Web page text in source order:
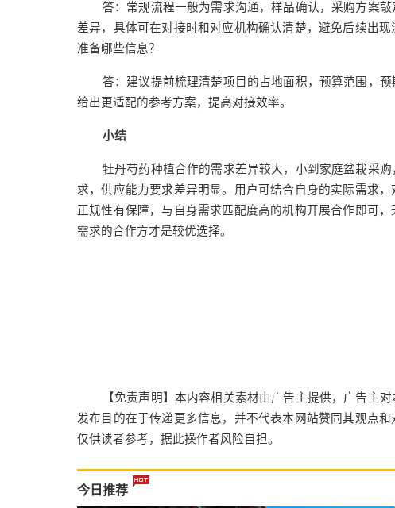
答：常规流程一般为需求沟通，样品确认，采购方案
差异，具体可在对接时和对应机构确认清楚，避免后续出现
准备哪些信息？
答：建议提前梳理清楚项目的占地面积，预算范围，
给出更适配的参考方案，提高对接效率。
小结
牡丹芍药种植合作的需求差异较大，小到家庭盆栽采
求，供应能力要求差异明显。用户可结合自身的实际需求
正规性有保障，与自身需求匹配度高的机构开展合作即可
需求的合作方才是较优选择。
【免责声明】本内容相关素材由广告主提供，广告主
发布目的在于传递更多信息，并不代表本网站赞同其观点
仅供读者参考，据此操作者风险自担。
今日推荐